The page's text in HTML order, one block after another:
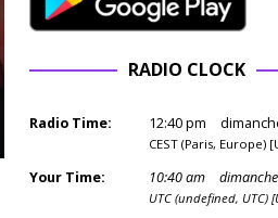
RADIO CLOCK
Radio Time: 12:40pm
CEST (Paris, Europe)
Your Time: 10:40am
UTC (undefined, UTC)